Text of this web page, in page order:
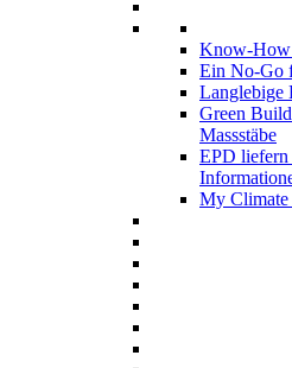
Know-How
Ein No-Go
Langlebige
Green
Massstäbe
EPD liefern
My Climate